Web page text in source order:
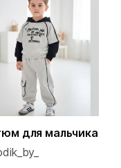
для мальчика